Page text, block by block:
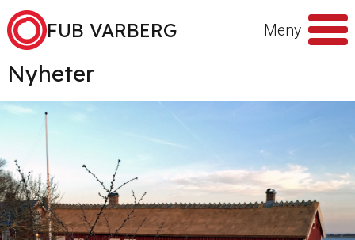
Hoppa till innehåll
FUB VARBERG Meny
Sök
efter
Nyheter